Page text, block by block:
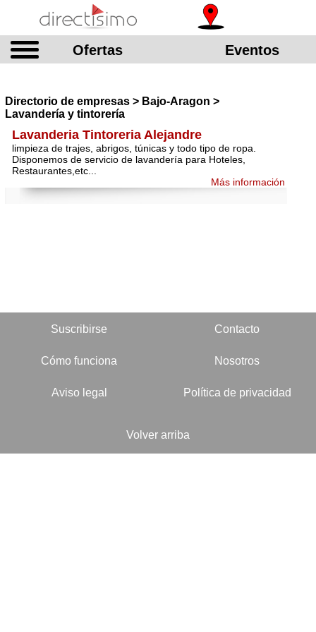
Ofertas Eventos
Directorio de empresas > Bajo-Aragon >
Lavandería y tintorería
Lavanderia Tintoreria Alejandre
limpieza de trajes, abrigos, túnicas y todo tipo de ropa.
Disponemos de servicio de lavandería para Hoteles,
Restaurantes,etc...
Más información
Suscribirse Contacto
Cómo funciona Nosotros
Aviso legal Política de privacidad
Volver arriba